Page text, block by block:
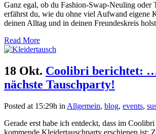
Ganz egal, ob du Fashion-Swap-Neuling oder
erfährst du, wie du ohne viel Aufwand eigene
deinen Alltag und in deinen Freundeskreis
Read More
18 Okt. Coolibri berichtet:
nächste Tauschparty!
Posted at 15:29h in Allgemein, blog, events,
Gerade erst habe ich entdeckt, dass im